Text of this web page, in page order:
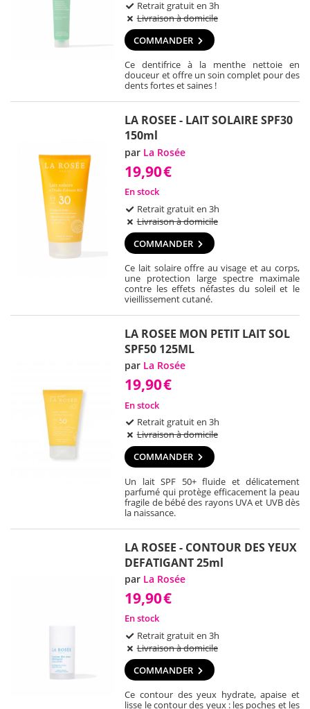
Retrait gratuit en 3h
Livraison à domicile
COMMANDER
Ce dentifrice à la menthe nettoie en
douceur et offre un soin complet pour des
dents fortes et saines !
LA ROSEE - LAIT SOLAIRE SPF30
150ml
par La Rosée
19,90€
En stock
Retrait gratuit en 3h
Livraison à domicile
COMMANDER
Ce lait solaire offre au visage et au corps,
une protection large spectre maximale
contre les effets néfastes du soleil et le
vieillissement cutané.
LA ROSEE MON PETIT LAIT SOL
SPF50 125ML
par La Rosée
19,90€
En stock
Retrait gratuit en 3h
Livraison à domicile
COMMANDER
Un lait SPF 50+ fluide et délicatement
parfumé qui protège efficacement la peau
fragile de bébé des rayons UVA et UVB dès
la naissance.
LA ROSEE - CONTOUR DES YEUX
DEFATIGANT 25ml
par La Rosée
19,90€
En stock
Retrait gratuit en 3h
Livraison à domicile
COMMANDER
Ce contour des yeux hydrate, apaise et
lisse le contour des yeux : les poches et les